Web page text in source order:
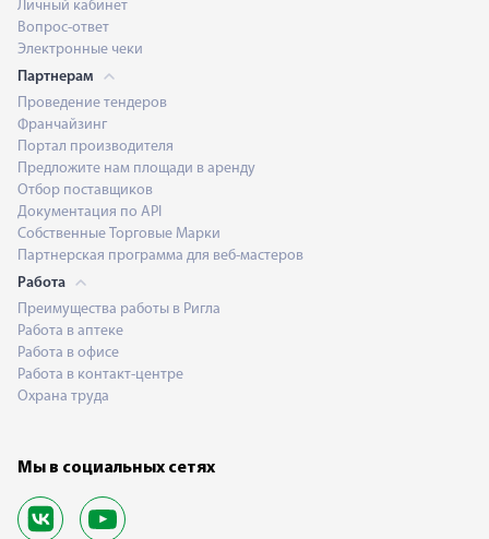
Личный кабинет
Вопрос-ответ
Электронные чеки
Партнерам
Проведение тендеров
Франчайзинг
Портал производителя
Предложите нам площади в аренду
Отбор поставщиков
Документация по API
Собственные Торговые Марки
Партнерская программа для веб-мастеров
Работа
Преимущества работы в Ригла
Работа в аптеке
Работа в офисе
Работа в контакт-центре
Охрана труда
Мы в социальных сетях